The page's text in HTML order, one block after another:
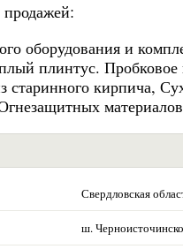
оборудования и
плинтус.
кирпича,
Свердловская
ш.